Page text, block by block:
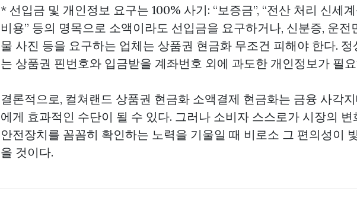
* 선입금 및 개인정보 요구는 100% 사기: “보증금”, “전산 처리 신세
비용” 등의 명목으로 소액이라도 선입금을 요구하거나, 신분증, 운전
물 사진 등을 요구하는 업체는 상품권 현금화 무조건 피해야 한다. 정
는 상품권 핀번호와 입금받을 계좌번호 외에 과도한 개인정보가 필
결론적으로, 컬쳐랜드 상품권 현금화 소액결제 현금화는 금융 사각
에게 효과적인 수단이 될 수 있다. 그러나 소비자 스스로가 시장의 변
안전장치를 꼼꼼히 확인하는 노력을 기울일 때 비로소 그 편의성이
을 것이다.